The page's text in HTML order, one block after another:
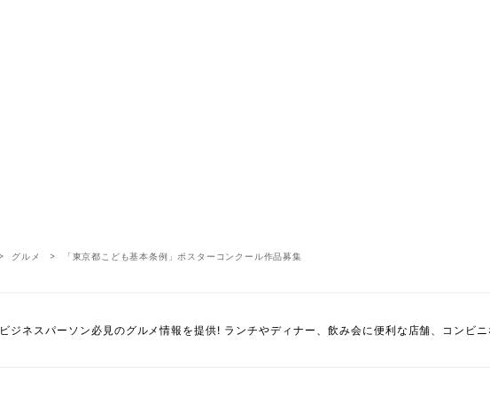
グルメ 「東京都こども基本条例」ポスターコンクール作品募集
ビジネスパーソン必見のグルメ情報を提供! ランチやディナー、飲み会に便利な店舗、コンビニ